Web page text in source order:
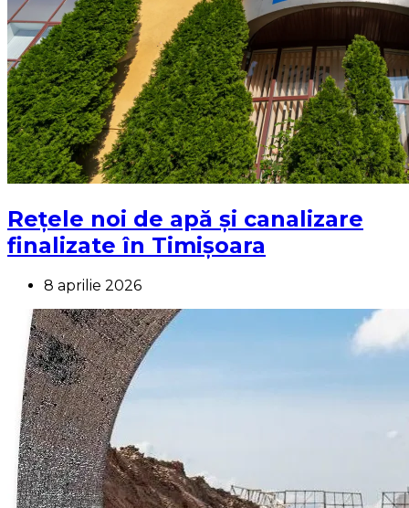
Rețele noi de apă și canalizare
finalizate în Timișoara
8 aprilie 2026